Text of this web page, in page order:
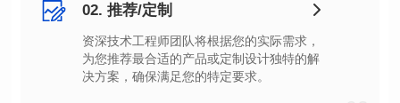
02. 推荐/定制
决方案，确保满足您的特定要求。